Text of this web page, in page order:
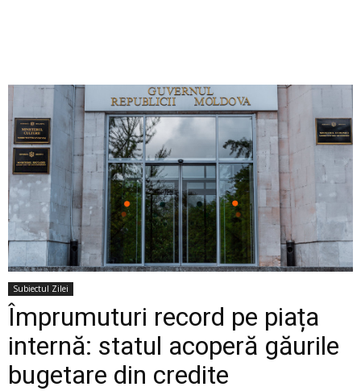
Subiectul Zilei
Împrumuturi record pe piața
internă: statul acoperă găurile
bugetare din credite